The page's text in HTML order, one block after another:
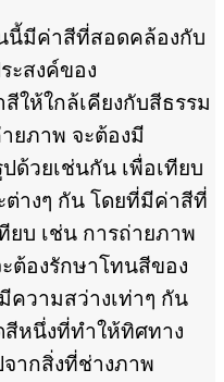
ค่าสีที่สอดคล้องกับ
ะสงค์ของ
ให้ใกล้เคียงกับสีธรรม
ยภาพ จะต้องมี
ด้วยเช่นกัน เพื่อเทียบ
างๆ กัน โดยที่มีค่าสีที่
ยบ เช่น การถ่ายภาพ
ต้องรักษาโทนสีของ
วามสว่างเท่าๆ กัน
สีหนึ่งที่ทำให้ทิศทาง
ากสิ่งที่ช่างภาพ